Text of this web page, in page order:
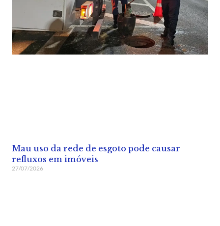
Mau uso da rede de esgoto pode causar
refluxos em imóveis
27/07/2026